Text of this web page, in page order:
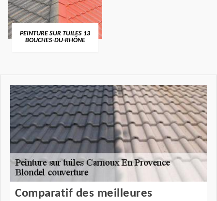
PEINTURE SUR TUILES 13
BOUCHES-DU-RHÔNE
Comparatif des meilleures